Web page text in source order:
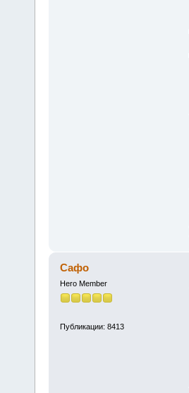
Сафо
Hero Member
Публикации: 8413